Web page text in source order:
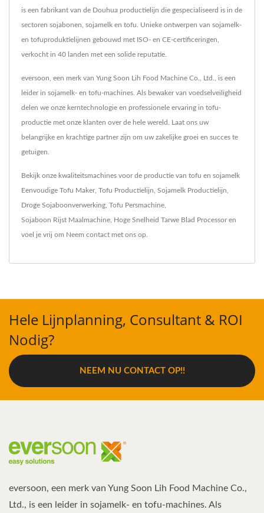
is een fabrikant van de Douhua productielijn die gespecialiseerd is in de
sectoren sojabonen, sojamelk en tofu. Unieke ontwerpen van sojamelk-
en tofuproduktielijnen gebouwd met ISO- en CE-certificeringen,
verkocht in 40 landen met een solide reputatie.
eversoon, een merk van Yung Soon Lih Food Machine Co., Ltd., is een
leider in sojamelk- en tofu-machines. Als bewaker van voedselveiligheid
delen we onze kerntechnologie en professionele ervaring in tofu-
productie met onze klanten over de hele wereld. Laat ons uw
belangrijke en krachtige partner zijn om uw zakelijke groei en succes te
getuigen.
Bekijk onze kwaliteitsmachines voor de productie van tofu en sojamelk
Eenvoudige Tofu Maker, Tofu Productielijn Sojamelk Productielijn
Droge Sojaboonverwerking Tofu Persmachine
Sojaboon Rijst Maalmachine Hoge Snelheid Tarwe Blad Processoren
voel je vrij om Neem contact met ons op
Hele Lijnplanning, Consultant & ROI
Nodig?
NEEM NU CONTACT OP!!
eversoon, een merk van Yung Soon Lih Food Machine Co.,
Ltd., is een leider in sojamelk- en tofu-machines. Als